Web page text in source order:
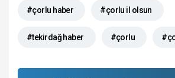
#çorlu haber #çorlu il olsun
#tekirdağ haber #çorlu